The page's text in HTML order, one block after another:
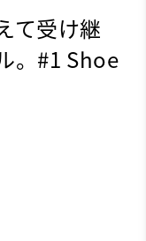
て受け継
。#1 Shoe